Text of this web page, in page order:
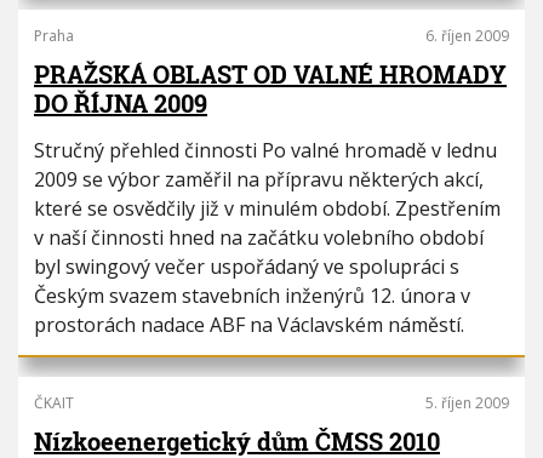
Praha 6. říjen 2009
PRAŽSKÁ OBLAST OD VALNÉ HROMADY
DO ŘÍJNA 2009
Stručný přehled činnosti Po valné hromadě v lednu
2009 se výbor zaměřil na přípravu některých akcí,
které se osvědčily již v minulém období. Zpestřením
v naší činnosti hned na začátku volebního období
byl swingový večer uspořádaný ve spolupráci s
Českým svazem stavebních inženýrů 12. února v
prostorách nadace ABF na Václavském náměstí.
ČKAIT 5. říjen 2009
Nízkoeenergetický dům ČMSS 2010